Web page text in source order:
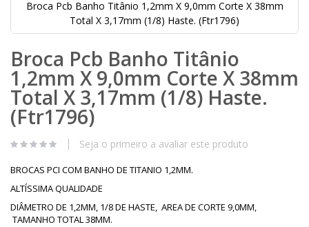
Broca Pcb Banho Titânio 1,2mm X 9,0mm Corte X 38mm
Total X 3,17mm (1/8) Haste. (Ftr1796)
para
o
início
da
Galeria
de
imagens
Broca Pcb Banho Titânio
1,2mm X 9,0mm Corte X 38mm
Total X 3,17mm (1/8) Haste.
(Ftr1796)
Seja o primeiro a avaliar este produto
BROCAS PCI COM BANHO DE TITANIO 1,2MM.
ALTÍSSIMA QUALIDADE
DIÂMETRO DE 1,2MM, 1/8 DE HASTE, AREA DE CORTE 9,0MM,
TAMANHO TOTAL 38MM.